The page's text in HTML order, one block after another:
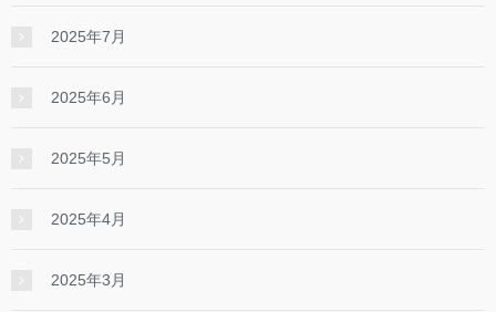
2025年7月
2025年6月
2025年5月
2025年4月
2025年3月